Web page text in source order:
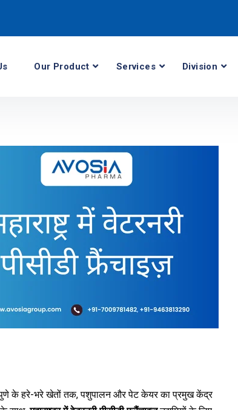
Our Product Services Division
के हरे-भरे खेतों तक, पशुपालन और पेट केयर का प्रमुख केंद्र